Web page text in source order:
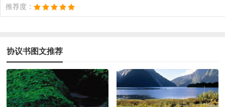
推荐度：
协议书图文推荐